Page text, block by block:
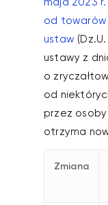
od towarów
ustaw
ustawy z
o
od
przez osoby
otrzyma
Zmiana